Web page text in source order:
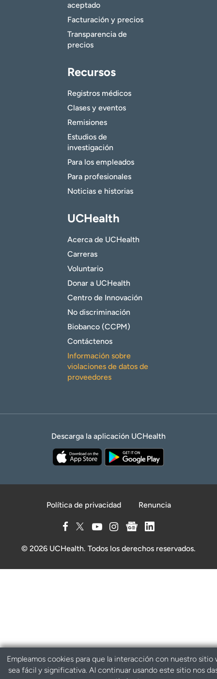
aceptado
Facturación y precios
Transparencia de
precios
Recursos
Registros médicos
Clases y eventos
Remisiones
Estudios de
investigación
Para los empleados
Para profesionales
Noticias e historias
UCHealth
Acerca de UCHealth
Carreras
Voluntario
Donar a UCHealth
Centro de Innovación
No discriminación
Biobanco (CCPM)
Contáctenos
Información sobre
violaciones de datos de
proveedores
Descarga la aplicación UCHealth
Política de privacidad Renuncia
© 2026 UCHealth. Todos los derechos reservados.
Empleamos cookies para que la interacción con nuestro sitio
sea fácil y significativa. Al continuar usando este sitio nos